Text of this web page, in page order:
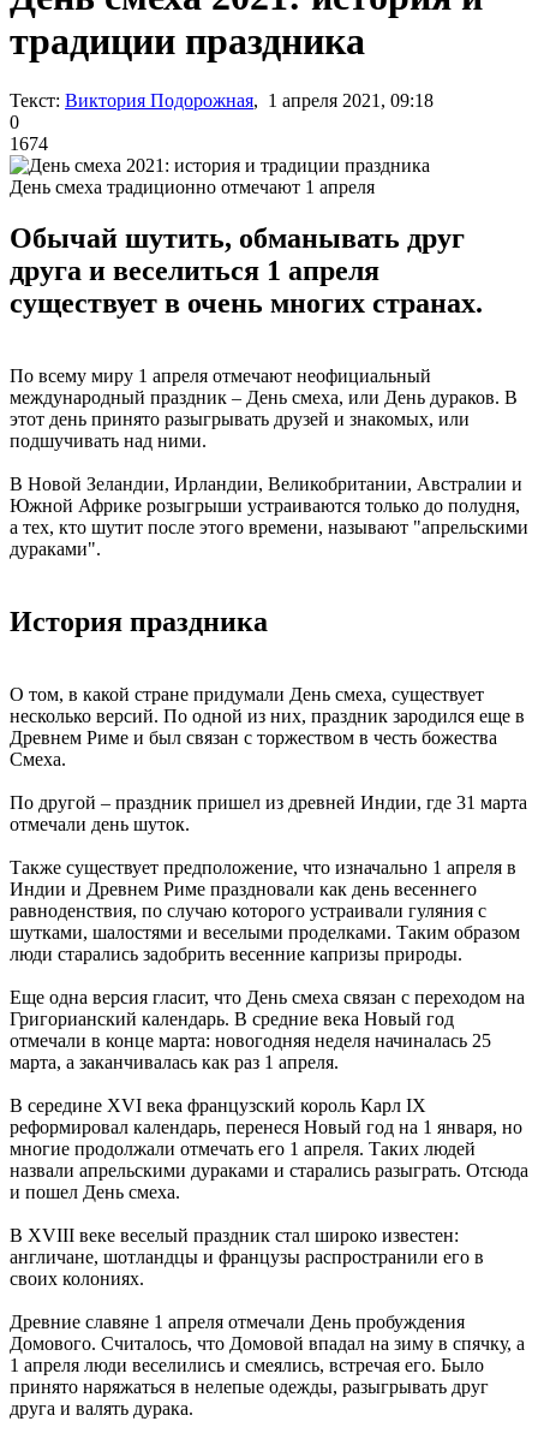
традиции праздника
Текст: Виктория Подорожная, 1 апреля 2021, 09:18
0
1674
День смеха традиционно отмечают 1 апреля
Обычай шутить, обманывать друг
друга и веселиться 1 апреля
существует в очень многих странах.
По всему миру 1 апреля отмечают неофициальный
международный праздник – День смеха, или День дураков. В
этот день принято разыгрывать друзей и знакомых, или
подшучивать над ними.
В Новой Зеландии, Ирландии, Великобритании, Австралии и
Южной Африке розыгрыши устраиваются только до полудня,
а тех, кто шутит после этого времени, называют "апрельскими
дураками".
История праздника
О том, в какой стране придумали День смеха, существует
несколько версий. По одной из них, праздник зародился еще в
Древнем Риме и был связан с торжеством в честь божества
Смеха.
По другой – праздник пришел из древней Индии, где 31 марта
отмечали день шуток.
Также существует предположение, что изначально 1 апреля в
Индии и Древнем Риме праздновали как день весеннего
равноденствия, по случаю которого устраивали гуляния с
шутками, шалостями и веселыми проделками. Таким образом
люди старались задобрить весенние капризы природы.
Еще одна версия гласит, что День смеха связан с переходом на
Григорианский календарь. В средние века Новый год
отмечали в конце марта: новогодняя неделя начиналась 25
марта, а заканчивалась как раз 1 апреля.
В середине XVI века французский король Карл IX
реформировал календарь, перенеся Новый год на 1 января, но
многие продолжали отмечать его 1 апреля. Таких людей
назвали апрельскими дураками и старались разыграть. Отсюда
и пошел День смеха.
В XVIII веке веселый праздник стал широко известен:
англичане, шотландцы и французы распространили его в
своих колониях.
Древние славяне 1 апреля отмечали День пробуждения
Домового. Считалось, что Домовой впадал на зиму в спячку, а
1 апреля люди веселились и смеялись, встречая его. Было
принято наряжаться в нелепые одежды, разыгрывать друг
друга и валять дурака.